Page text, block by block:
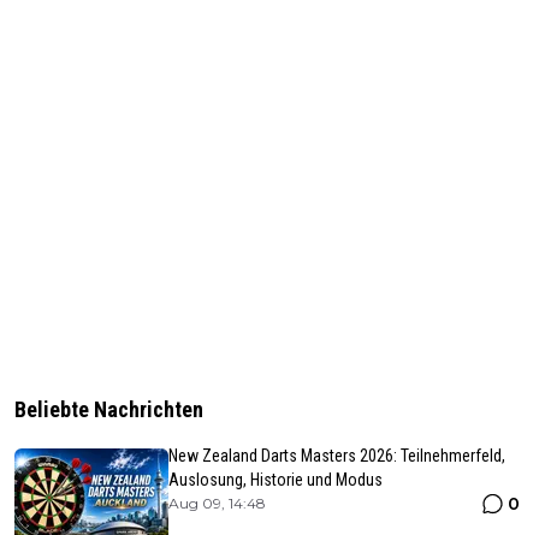
Beliebte Nachrichten
New Zealand Darts Masters 2026: Teilnehmerfeld,
Auslosung, Historie und Modus
Aug 09, 14:48 0